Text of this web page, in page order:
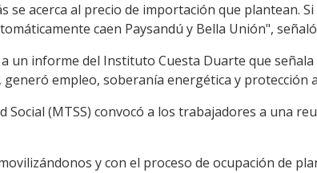
se acerca al precio de importación que plantean.
caen Paysandú y Bella Unión",
un informe del Instituto Cuesta Duarte que
generó empleo, soberanía energética y protección
Social (MTSS) convocó a los trabajadores a una
y con el proceso de ocupación de